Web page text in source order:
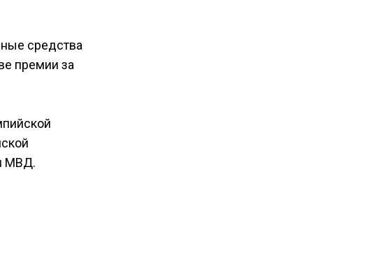
средства
премии за
МВД.